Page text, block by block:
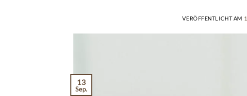
VERÖFFENTLICHT AM
13
Sep.